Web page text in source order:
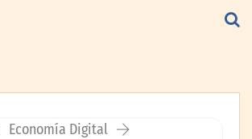
Economía Digital